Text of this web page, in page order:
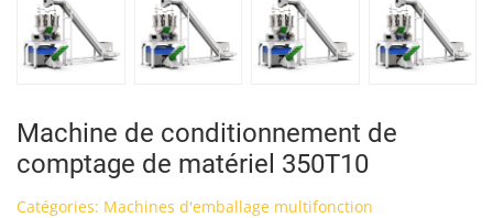
Machine de conditionnement de
comptage de matériel 350T10
Catégories: Machines d'emballage multifonction